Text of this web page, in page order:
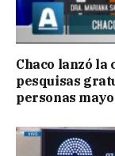
Chaco lanzó la
pesquisas
personas